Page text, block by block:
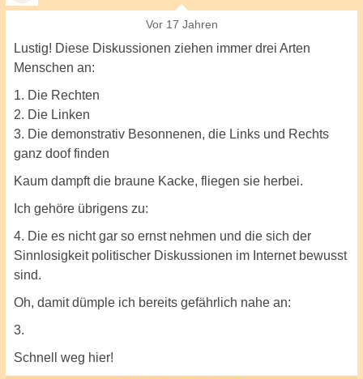
Vor 17 Jahren
Lustig! Diese Diskussionen ziehen immer drei Arten
Menschen an:
1. Die Rechten
2. Die Linken
3. Die demonstrativ Besonnenen, die Links und Rechts
ganz doof finden
Kaum dampft die braune Kacke, fliegen sie herbei.
Ich gehöre übrigens zu:
4. Die es nicht gar so ernst nehmen und die sich der
Sinnlosigkeit politischer Diskussionen im Internet bewusst
sind.
Oh, damit dümple ich bereits gefährlich nahe an:
3.
Schnell weg hier!